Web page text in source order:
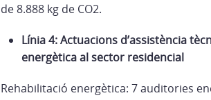
de 8.888 kg de CO2.
Línia 4: Actuacions d’assistència
energètica al sector residencial
Rehabilitació energètica: 7 auditories